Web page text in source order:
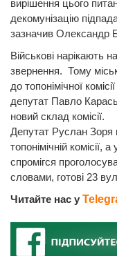
вирішення цього
декомунізацію
зазначив Олександр
Військові нарікають
звернення. Тому
до топонімічної
депутат Павло
новий склад комісії.
Депутат Руслан Зоря
топонімічній
спромігся
словами, готові 23
Читайте нас у